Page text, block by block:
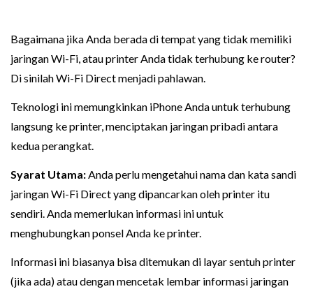
Bagaimana jika Anda berada di tempat yang tidak memiliki
jaringan Wi-Fi, atau printer Anda tidak terhubung ke router?
Di sinilah Wi-Fi Direct menjadi pahlawan.
Teknologi ini memungkinkan iPhone Anda untuk terhubung
langsung ke printer, menciptakan jaringan pribadi antara
kedua perangkat.
Syarat Utama:Anda perlu mengetahui nama dan kata sandi
jaringan Wi-Fi Direct yang dipancarkan oleh printer itu
sendiri. Anda memerlukan informasi ini untuk
menghubungkan ponsel Anda ke printer.
Informasi ini biasanya bisa ditemukan di layar sentuh printer
(jika ada) atau dengan mencetak lembar informasi jaringan